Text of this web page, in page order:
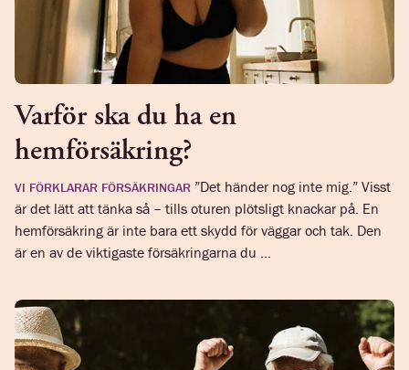
Varför ska du ha en
hemförsäkring?
VI FÖRKLARAR FÖRSÄKRINGAR ”Det händer nog inte mig.” Visst
är det lätt att tänka så – tills oturen plötsligt knackar på. En
hemförsäkring är inte bara ett skydd för väggar och tak. Den
är en av de viktigaste försäkringarna du ...